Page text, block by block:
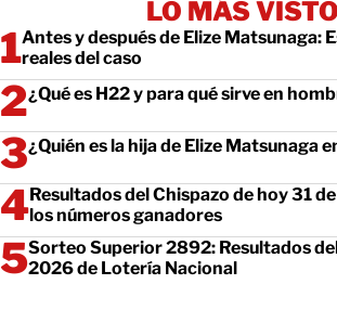
LO MÁS VISTO
Antes y después de Elize Matsunaga:
reales del caso
¿Qué es H22 y para qué sirve en
¿Quién es la hija de Elize Matsunaga
Resultados del Chispazo de hoy 31
los números ganadores
Sorteo Superior 2892: Resultados
2026 de Lotería Nacional